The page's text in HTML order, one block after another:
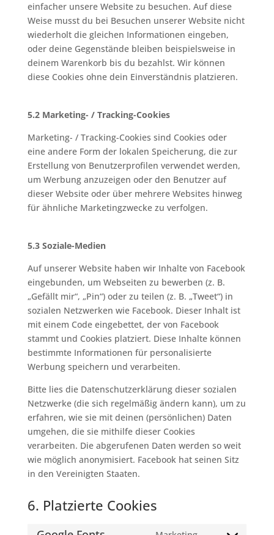
einfacher unsere Website zu besuchen. Auf diese
Weise musst du bei Besuchen unserer Website nicht
wiederholt die gleichen Informationen eingeben,
oder deine Gegenstände bleiben beispielsweise in
deinem Warenkorb bis du bezahlst. Wir können
diese Cookies ohne dein Einverständnis platzieren.
5.2 Marketing- / Tracking-Cookies
Marketing- / Tracking-Cookies sind Cookies oder
eine andere Form der lokalen Speicherung, die zur
Erstellung von Benutzerprofilen verwendet werden,
um Werbung anzuzeigen oder den Benutzer auf
dieser Website oder über mehrere Websites hinweg
für ähnliche Marketingzwecke zu verfolgen.
5.3 Soziale-Medien
Auf unserer Website haben wir Inhalte von Facebook
eingebunden, um Webseiten zu bewerben (z. B.
„Gefällt mir“, „Pin“) oder zu teilen (z. B. „Tweet“) in
sozialen Netzwerken wie Facebook. Dieser Inhalt ist
mit einem Code eingebettet, der von Facebook
stammt und Cookies platziert. Diese Inhalte können
bestimmte Informationen für personalisierte
Werbung speichern und verarbeiten.
Bitte lies die Datenschutzerklärung dieser sozialen
Netzwerke (die sich regelmäßig ändern kann), um zu
erfahren, wie sie mit deinen (persönlichen) Daten
umgehen, die sie mithilfe dieser Cookies
verarbeiten. Die abgerufenen Daten werden so weit
wie möglich anonymisiert. Facebook hat seinen Sitz
in den Vereinigten Staaten.
6. Platzierte Cookies